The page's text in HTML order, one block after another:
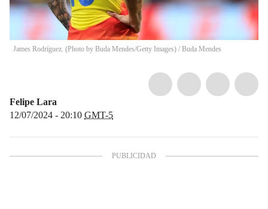
James Rodríguez. (Photo by Buda Mendes/Getty Images) / Buda Mendes
Felipe Lara
12/07/2024 - 20:10 GMT-5